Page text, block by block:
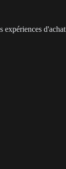
expériences d'achat